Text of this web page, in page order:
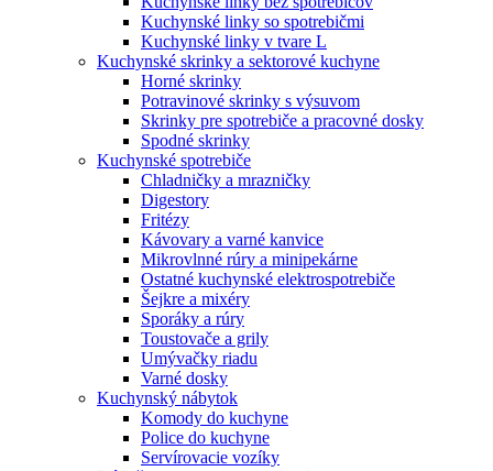
Kuchynské linky so spotrebičmi
Kuchynské linky v tvare L
Kuchynské skrinky a sektorové kuchyne
Horné skrinky
Potravinové skrinky s výsuvom
Skrinky pre spotrebiče a pracovné dosky
Spodné skrinky
Kuchynské spotrebiče
Chladničky a mrazničky
Digestory
Fritézy
Kávovary a varné kanvice
Mikrovlnné rúry a minipekárne
Ostatné kuchynské elektrospotrebiče
Šejkre a mixéry
Sporáky a rúry
Toustovače a grily
Umývačky riadu
Varné dosky
Kuchynský nábytok
Komody do kuchyne
Police do kuchyne
Servírovacie vozíky